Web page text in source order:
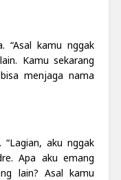
“Asal kamu nggak
Kamu sekarang
menjaga nama
“Lagian, aku nggak
Apa aku emang
lain? Asal kamu